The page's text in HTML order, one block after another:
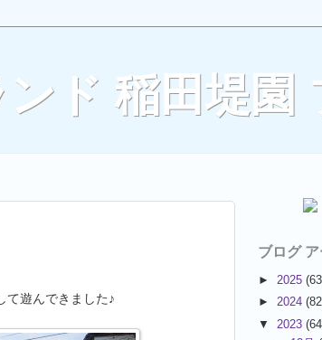
ド 稲田堤園
て遊んできました♪
ブログ
► 2025
► 2024
▼ 2023